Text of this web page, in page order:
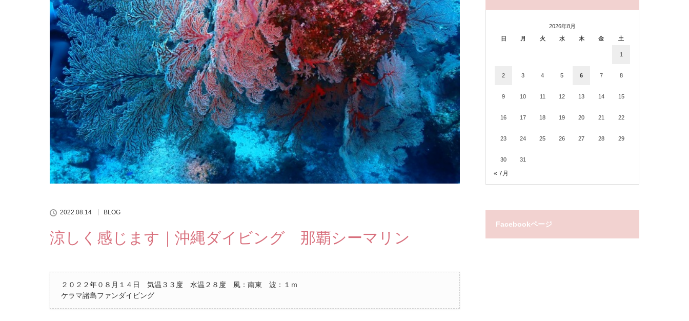
2022.08.14 BLOG
涼しく感じます｜沖縄ダイビング 那覇シーマリン
２０２２年０８月１４日 気温３３度 水温２８度 風：南東 波：１ｍ
ケラマ諸島ファンダイビング
2026年8月
日
月 火 水 木 金 土
1
2 3 4 5 6 7 8
9 10 11 12 13 14 15
16 17 18 19 20 21 22
23 24 25 26 27 28 29
30 31
« 7月
Facebookページ